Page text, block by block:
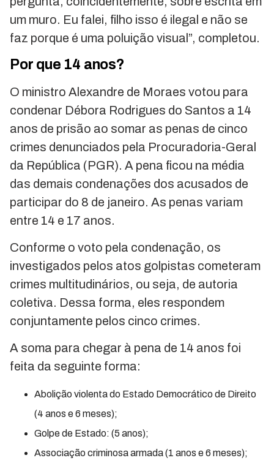
um muro. Eu falei, filho isso é ilegal e não se
faz porque é uma poluição visual”, completou.
Por que 14 anos?
O ministro Alexandre de Moraes votou para
condenar Débora Rodrigues do Santos a 14
anos de prisão ao somar as penas de cinco
crimes denunciados pela Procuradoria-Geral
da República (PGR). A pena ficou na média
das demais condenações dos acusados de
participar do 8 de janeiro. As penas variam
entre 14 e 17 anos.
Conforme o voto pela condenação, os
investigados pelos atos golpistas cometeram
crimes multitudinários, ou seja, de autoria
coletiva. Dessa forma, eles respondem
conjuntamente pelos cinco crimes.
A soma para chegar à pena de 14 anos foi
feita da seguinte forma:
Abolição violenta do Estado Democrático de Direito
(4 anos e 6 meses);
Golpe de Estado: (5 anos);
Associação criminosa armada (1 anos e 6 meses);